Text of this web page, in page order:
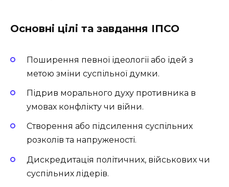
Основні цілі та завдання ІПСО
Поширення певної ідеології або ідей з
метою зміни суспільної думки.
Підрив морального духу противника в
умовах конфлікту чи війни.
Створення або підсилення суспільних
розколів та напруженості.
Дискредитація політичних, військових чи
суспільних лідерів.